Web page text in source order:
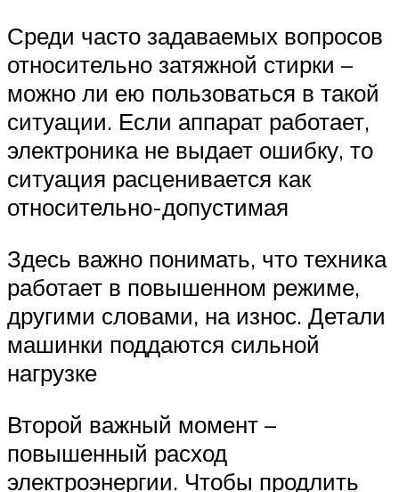
Среди часто задаваемых вопросов
относительно затяжной стирки –
можно ли ею пользоваться в такой
ситуации. Если аппарат работает,
электроника не выдает ошибку, то
ситуация расценивается как
относительно-допустимая
Здесь важно понимать, что техника
работает в повышенном режиме,
другими словами, на износ. Детали
машинки поддаются сильной
нагрузке
Второй важный момент –
повышенный расход
электроэнергии. Чтобы продлить